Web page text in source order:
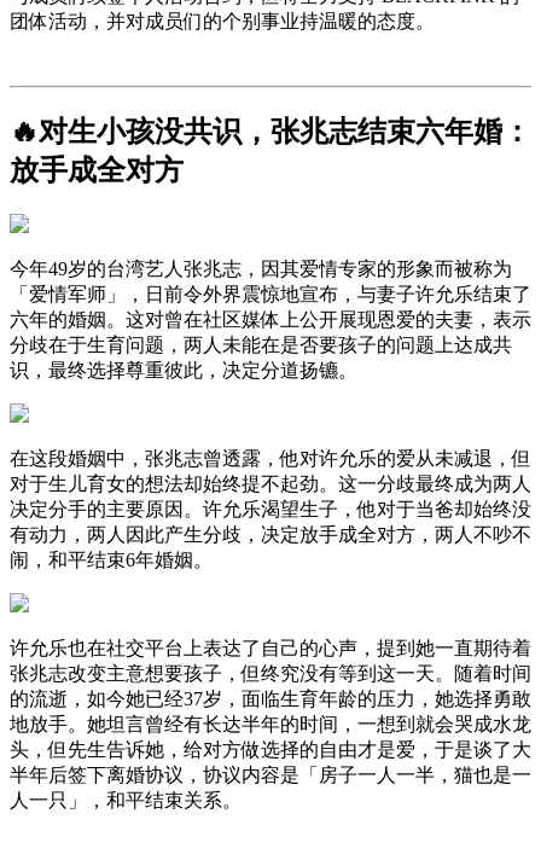
团体活动，并对成员们的个别事业持温暖的态度。
🔥对生小孩没共识，张兆志结束六年婚：
放手成全对方
今年49岁的台湾艺人张兆志，因其爱情专家的形象而被称为
「爱情军师」，日前令外界震惊地宣布，与妻子许允乐结束了
六年的婚姻。这对曾在社区媒体上公开展现恩爱的夫妻，表示
分歧在于生育问题，两人未能在是否要孩子的问题上达成共
识，最终选择尊重彼此，决定分道扬镳。
在这段婚姻中，张兆志曾透露，他对许允乐的爱从未减退，但
对于生儿育女的想法却始终提不起劲。这一分歧最终成为两人
决定分手的主要原因。许允乐渴望生子，他对于当爸却始终没
有动力，两人因此产生分歧，决定放手成全对方，两人不吵不
闹，和平结束6年婚姻。
许允乐也在社交平台上表达了自己的心声，提到她一直期待着
张兆志改变主意想要孩子，但终究没有等到这一天。随着时间
的流逝，如今她已经37岁，面临生育年龄的压力，她选择勇敢
地放手。她坦言曾经有长达半年的时间，一想到就会哭成水龙
头，但先生告诉她，给对方做选择的自由才是爱，于是谈了大
半年后签下离婚协议，协议内容是「房子一人一半，猫也是一
人一只」，和平结束关系。